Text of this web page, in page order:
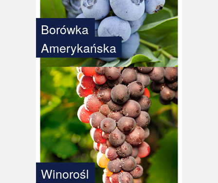
Borówka
Amerykańska
Winorośl